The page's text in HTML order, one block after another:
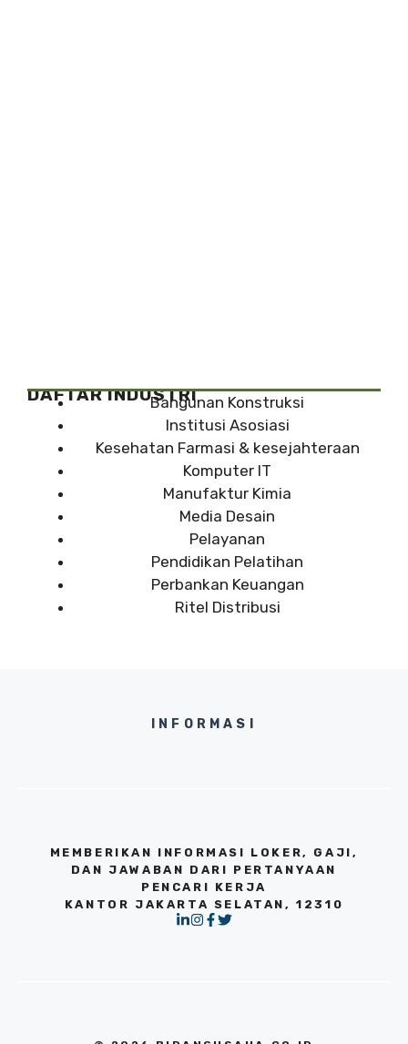
DAFTAR INDUSTRIBangunan Konstruksi
Institusi Asosiasi
Kesehatan Farmasi & kesejahteraan
Komputer IT
Manufaktur Kimia
Media Desain
Pelayanan
Pendidikan Pelatihan
Perbankan Keuangan
Ritel Distribusi
INFORMASI
MEMBERIKAN INFORMASI LOKER, GAJI,
DAN JAWABAN DARI PERTANYAAN
PENCARI KERJA
KANTOR JAKARTA SELATAN, 12310